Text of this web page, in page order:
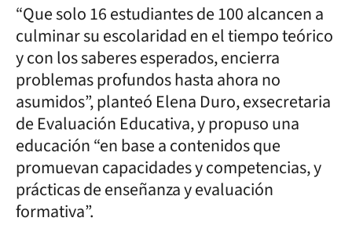
“Que solo 16 estudiantes de 100 alcancen a
culminar su escolaridad en el tiempo teórico
y con los saberes esperados, encierra
problemas profundos hasta ahora no
asumidos”, planteó Elena Duro, exsecretaria
de Evaluación Educativa, y propuso una
educación “en base a contenidos que
promuevan capacidades y competencias, y
prácticas de enseñanza y evaluación
formativa”.